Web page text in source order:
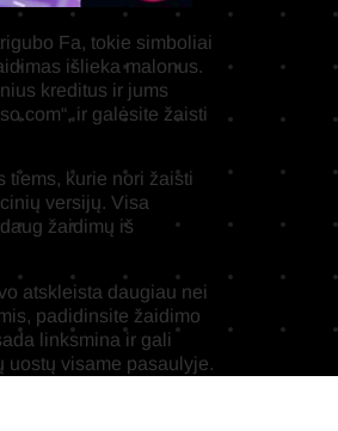
Fa, tokie simboliai
išlieka malonus.
kreditus ir jums
ir galėsite žaisti
tiems, kurie nori žaisti
versijų. Visa
žaidimų iš
atskleista daugiau nei
padidinsite žaidimo
linksmina ir gali
uostų visame pasaulyje.